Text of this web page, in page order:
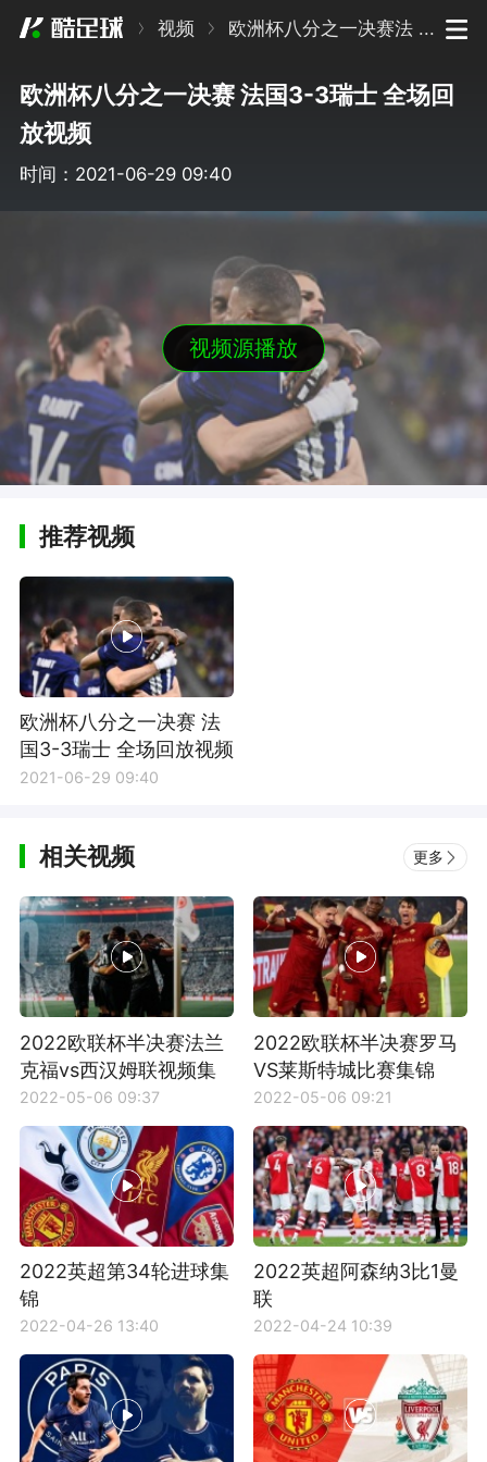
视频 欧洲杯八分之一决赛法 ...
欧洲杯八分之一决赛 法国3-3瑞士 全场回
放视频
时间：2021-06-29 09:40
视频源播放
推荐视频
欧洲杯八分之一决赛 法
国3-3瑞士 全场回放视频
2021-06-29 09:40
相关视频 更多
2022欧联杯半决赛法兰
克福vs西汉姆联视频集
锦
2022-05-06 09:37
2022欧联杯半决赛罗马
VS莱斯特城比赛集锦
2022-05-06 09:21
2022英超第34轮进球集
锦
2022-04-26 13:40
2022英超阿森纳3比1曼
联
2022-04-24 10:39